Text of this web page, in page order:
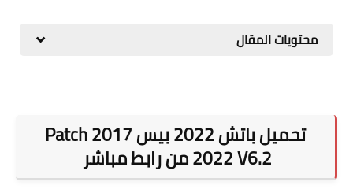
محتويات المقال
تحميل باتش 2022 بيس 2017 Patch
2022 V6.2 من رابط مباشر